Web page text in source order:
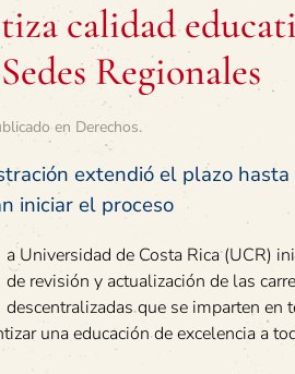
calidad
Regionales
en Derechos.
extendió el plazo
iniciar el proceso
a Universidad de Costa Rica (UCR)
de revisión y actualización de las
descentralizadas que se imparten en
una educación de excelencia a